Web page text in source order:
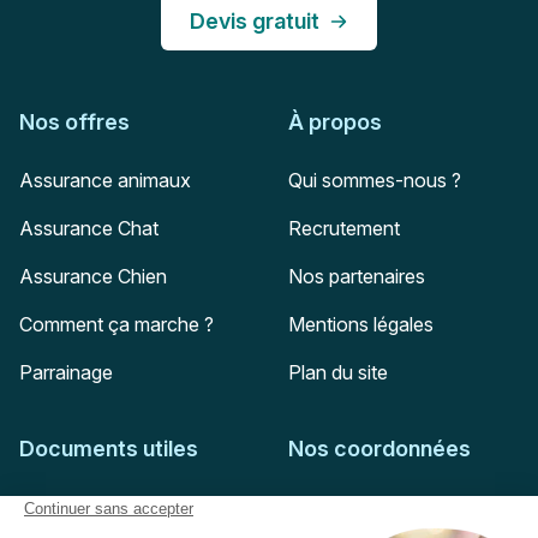
Devis gratuit
Nos offres
Assurance animaux
Assurance Chat
Assurance Chien
Comment ça marche ?
Parrainage
À propos
Qui sommes-nous ?
Recrutement
Nos partenaires
Mentions légales
Plan du site
Documents utiles
Feuille de soins
Nos coordonnées